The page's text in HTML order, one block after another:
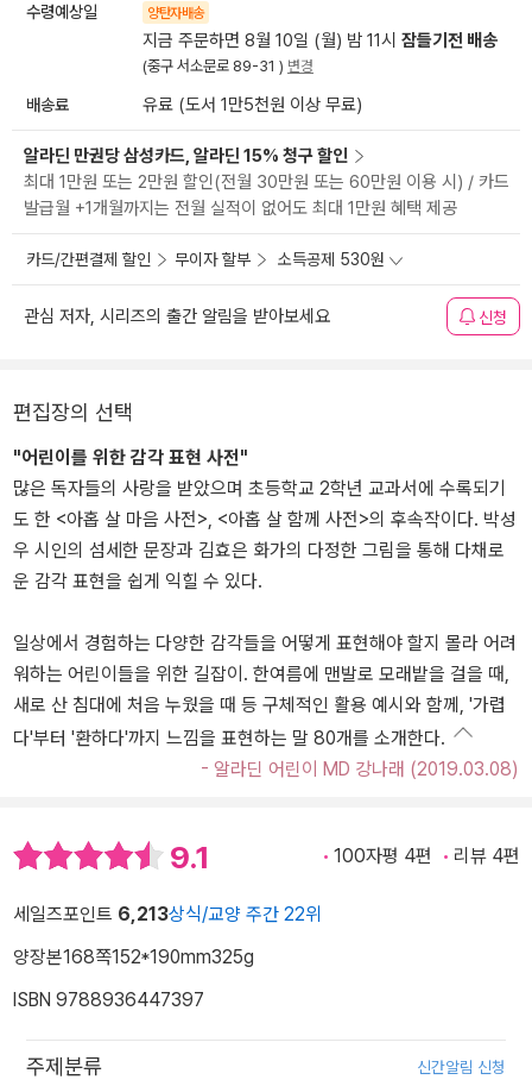
수령예상일 양탄자배송
지금 주문하면 8월 10일 (월) 밤 11시 잠들기전 배송
(중구 서소문로 89-31 ) 변경
배송료 유료 (도서 1만5천원 이상 무료)
알라딘 만권당 삼성카드, 알라딘 15% 청구 할인
최대 1만원 또는 2만원 할인(전월 30만원 또는 60만원 이용 시) / 카드
발급월 +1개월까지는 전월 실적이 없어도 최대 1만원 혜택 제공
카드/간편결제 할인 무이자 할부 소득공제 530원
관심 저자, 시리즈의 출간 알림을 받아보세요 신청
편집장의 선택
"어린이를 위한 감각 표현 사전"
많은 독자들의 사랑을 받았으며 초등학교 2학년 교과서에 수록되기
도 한 <아홉 살 마음 사전>, <아홉 살 함께 사전>의 후속작이다. 박성
우 시인의 섬세한 문장과 김효은 화가의 다정한 그림을 통해 다채로
운 감각 표현을 쉽게 익힐 수 있다.
일상에서 경험하는 다양한 감각들을 어떻게 표현해야 할지 몰라 어려
워하는 어린이들을 위한 길잡이. 한여름에 맨발로 모래밭을 걸을 때,
새로 산 침대에 처음 누웠을 때 등 구체적인 활용 예시와 함께, '가렵
다'부터 '환하다'까지 느낌을 표현하는 말 80개를 소개한다.
- 알라딘 어린이 MD 강나래 (2019.03.08)
9.1 100자평 4편 리뷰 4편
세일즈포인트 6,213상식/교양 주간 22위
양장본168쪽152*190mm325g
ISBN 9788936447397
주제분류 신간알림 신청